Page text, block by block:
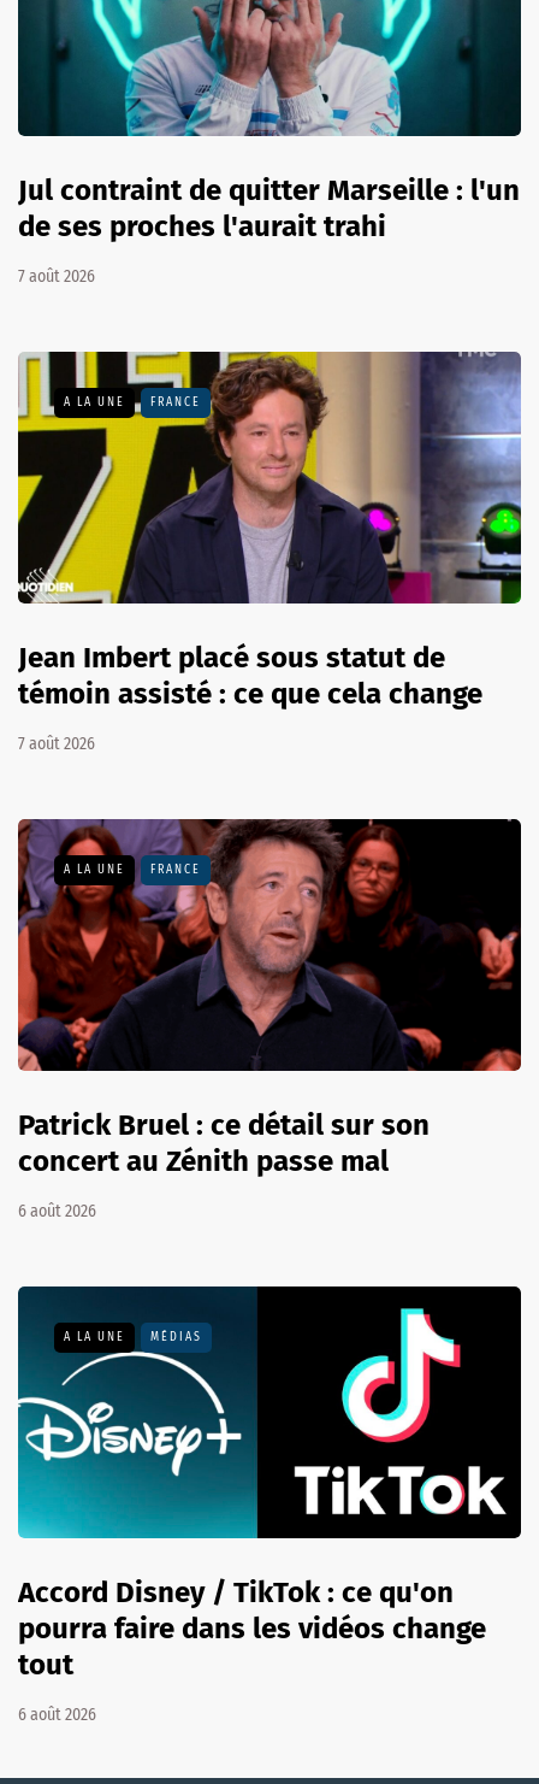
Jul contraint de quitter Marseille : l'un
de ses proches l'aurait trahi
7 août 2026
A LA UNE FRANCE
Jean Imbert placé sous statut de
témoin assisté : ce que cela change
7 août 2026
A LA UNE FRANCE
Patrick Bruel : ce détail sur son
concert au Zénith passe mal
6 août 2026
A LA UNE MÉDIAS
Accord Disney / TikTok : ce qu'on
pourra faire dans les vidéos change
tout
6 août 2026